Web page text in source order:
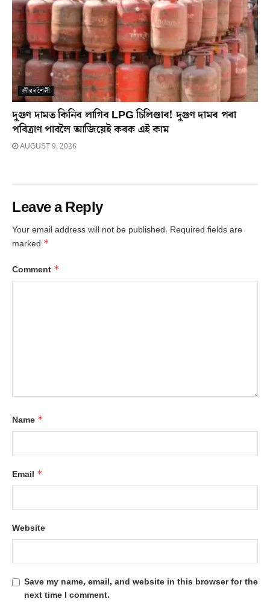
জীৱনশৈলী
দুগুণ দামত কিনিব লাগিব LPG চিলিণ্ডাৰ! দুগুণ দামৰ পৰা
পৰিত্ৰাণ পাবলৈ আজিয়েই কৰক এই কাম
AUGUST 9, 2026
Leave a Reply
Your email address will not be published. Required fields are
marked *
Comment *
Name *
Email *
Website
Save my name, email, and website in this browser for the
next time I comment.